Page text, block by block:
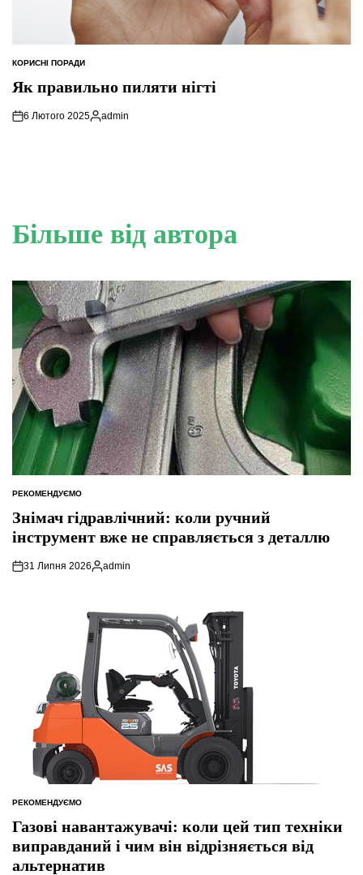
ОПУБЛІКУВАТИ
КОРИСНІ ПОРАДИ
Як правильно пиляти нігті
6 Лютого 2025
Опубліковано
admin
Більше від автора
ОПУБЛІКУВАТИ
РЕКОМЕНДУЄМО
Знімач гідравлічний: коли ручний
інструмент вже не справляється з деталлю
31 Липня 2026
Опубліковано
admin
ОПУБЛІКУВАТИ
РЕКОМЕНДУЄМО
Газові навантажувачі: коли цей тип техніки
виправданий і чим він відрізняється від
альтернатив